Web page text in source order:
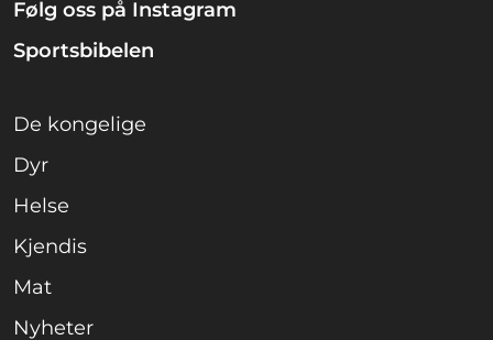
Følg oss på Instagram
Sportsbibelen
De kongelige
Dyr
Helse
Kjendis
Mat
Nyheter